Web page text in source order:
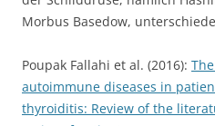
Morbus Basedow,
Poupak Fallahi et al. (2016):
autoimmune diseases in
thyroiditis: Review of the